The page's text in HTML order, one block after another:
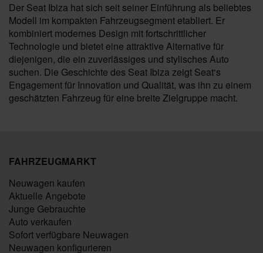
Der Seat Ibiza hat sich seit seiner Einführung als beliebtes
Modell im kompakten Fahrzeugsegment etabliert. Er
kombiniert modernes Design mit fortschrittlicher
Technologie und bietet eine attraktive Alternative für
diejenigen, die ein zuverlässiges und stylisches Auto
suchen. Die Geschichte des Seat Ibiza zeigt Seat‘s
Engagement für Innovation und Qualität, was ihn zu einem
geschätzten Fahrzeug für eine breite Zielgruppe macht.
FAHRZEUGMARKT
Neuwagen kaufen
Aktuelle Angebote
Junge Gebrauchte
Auto verkaufen
Sofort verfügbare Neuwagen
Neuwagen konfigurieren